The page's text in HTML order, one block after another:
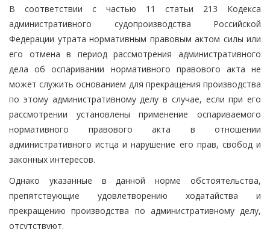
В соответствии с частью 11 статьи 213 Кодекса
административного судопроизводства Российской
Федерации утрата нормативным правовым актом силы или
его отмена в период рассмотрения административного
дела об оспаривании нормативного правового акта не
может служить основанием для прекращения производства
по этому административному делу в случае, если при его
рассмотрении установлены применение оспариваемого
нормативного правового акта в отношении
административного истца и нарушение его прав, свобод и
законных интересов.
Однако указанные в данной норме обстоятельства,
препятствующие удовлетворению ходатайства и
прекращению производства по административному делу,
отсутствуют.